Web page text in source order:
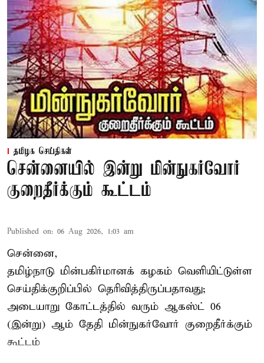
தமிழக செய்திகள்
சென்னையில் இன்று மின்நுகர்வோர்
குறைதீர்க்கும் கூட்டம்
Published on: 06 Aug 2026, 1:03 am
சென்னை,
தமிழ்நாடு மின்பகிர்மானக் கழகம் வெளியிட்டுள்ள
செய்திக்குறிப்பில் தெரிவித்திருப்பதாவது;
அடையாறு கோட்டத்தில் வரும் ஆகஸ்ட் 06
(இன்று) ஆம் தேதி மின்நுகர்வோர் குறைதீர்க்கும்
கூட்டம்